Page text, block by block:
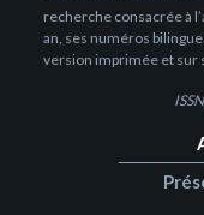
recherche consacrée à
an, ses numéros
version imprimée et sur